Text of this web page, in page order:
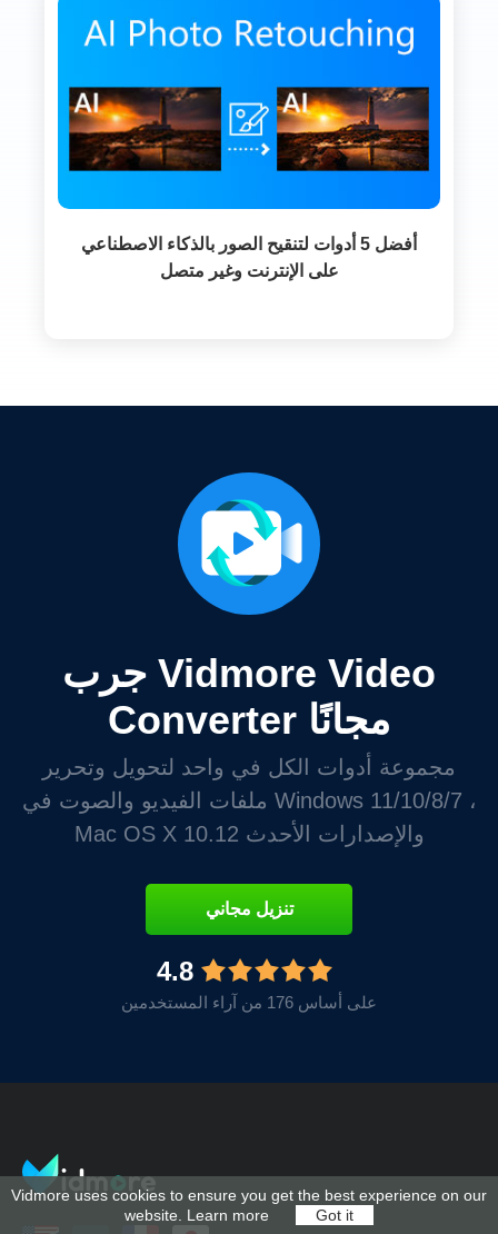
أفضل 5 أدوات لتنقيح الصور بالذكاء الاصطناعي
على الإنترنت وغير متصل
جرب Vidmore Video
Converter مجانًا
مجموعة أدوات الكل في واحد لتحويل وتحرير
ملفات الفيديو والصوت في Windows 11/10/8/7 ،
Mac OS X 10.12 والإصدارات الأحدث
تنزيل مجاني
4.8
على أساس 176 من آراء المستخدمين
Vidmore uses cookies to ensure you get the best experience on our
website. Learn more Got it